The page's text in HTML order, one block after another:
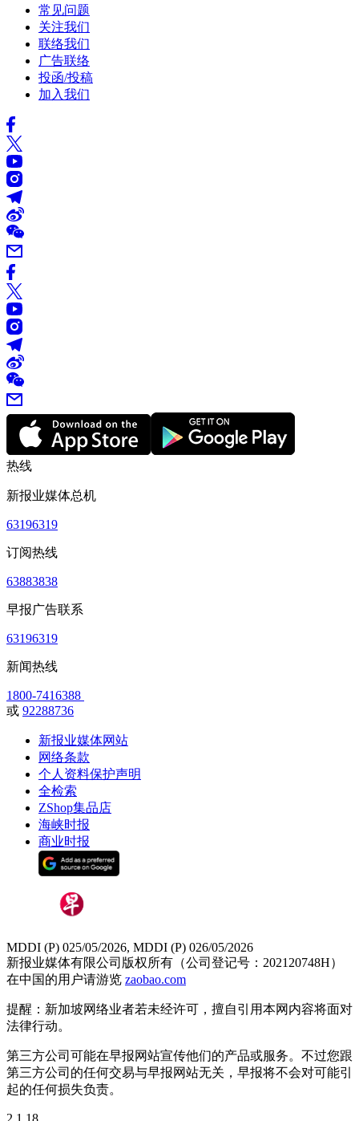
常见问题
关注我们
联络我们
广告联络
投函/投稿
加入我们
热线
新报业媒体总机
63196319
订阅热线
63883838
早报广告联系
63196319
新闻热线
1800-7416388
或 92288736
新报业媒体网站
网络条款
个人资料保护声明
全检索
ZShop集品店
海峡时报
商业时报
MDDI (P) 025/05/2026, MDDI (P) 026/05/2026
新报业媒体有限公司版权所有（公司登记号：202120748H）
在中国的用户请游览 zaobao.com
提醒：新加坡网络业者若未经许可，擅自引用本网内容将面对
法律行动。
第三方公司可能在早报网站宣传他们的产品或服务。不过您跟
第三方公司的任何交易与早报网站无关，早报将不会对可能引
起的任何损失负责。
2.1.18